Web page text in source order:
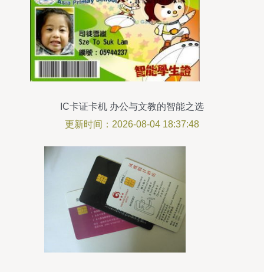
IC卡证卡机 办公与文教的智能之选
更新时间：2026-08-04 18:37:48